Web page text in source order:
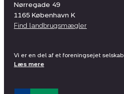
Nørregade 49
1165 København K
Find landbrugsmægler
Vi er en del af et foreningsejet selskab
Læs mere